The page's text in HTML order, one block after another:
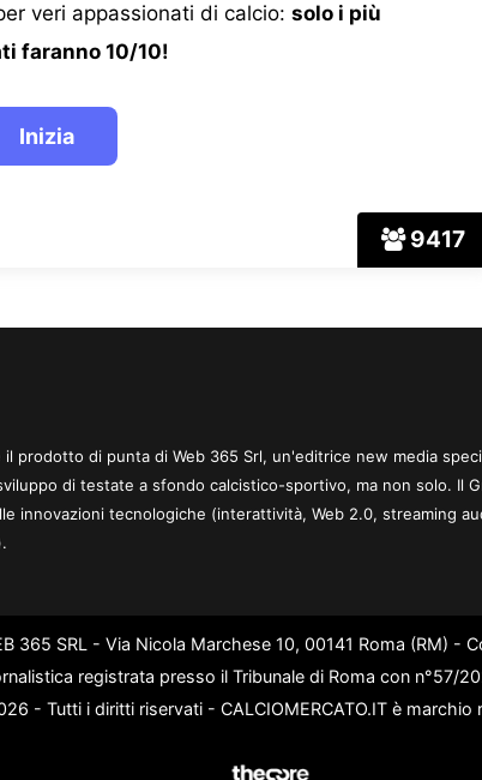
9417
veri appassionati di calcio: solo i più
faranno 10/10!
il prodotto di punta di Web 365 Srl, un'editrice new media
di testate a sfondo calcistico-sportivo, ma non solo. Il
innovazioni tecnologiche (interattività, Web 2.0, streaming
365 SRL - Via Nicola Marchese 10, 00141 Roma (RM) -
registrata presso il Tribunale di Roma con n°57/
- Tutti i diritti riservati - CALCIOMERCATO.IT è marchio